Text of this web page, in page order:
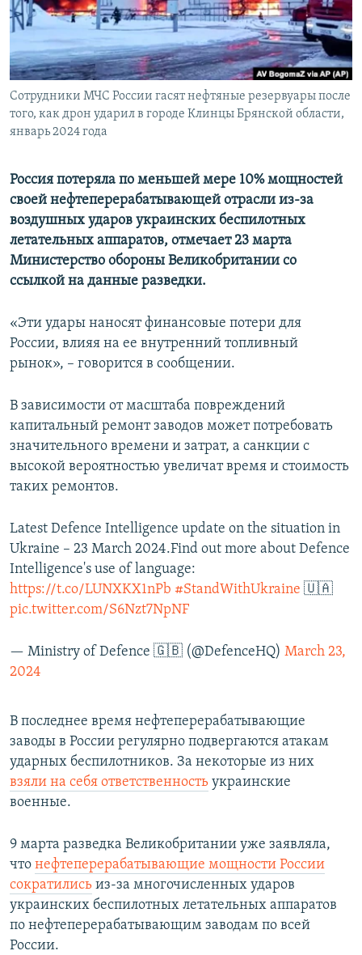
ПОБЕДИТЕЛЕЙ НЕ СУДЯТ?
КРЫМ.НЕПОКОРЕННЫЙ
ELIFBE
УКРАИНСКАЯ ПРОБЛЕМА КРЫМА
ПРИСОЕДИНЯЙТЕСЬ!
Все сайты RFE/RL
Сотрудники МЧС России гасят нефтяные резервуары после
того, как дрон ударил в городе Клинцы Брянской области,
январь 2024 года
Россия потеряла по меньшей мере 10% мощностей
своей нефтеперерабатывающей отрасли из-за
воздушных ударов украинских беспилотных
летательных аппаратов, отмечает 23 марта
Министерство обороны Великобритании со
ссылкой на данные разведки.
«Эти удары наносят финансовые потери для
России, влияя на ее внутренний топливный
рынок», – говорится в сообщении.
В зависимости от масштаба повреждений
капитальный ремонт заводов может потребовать
значительного времени и затрат, а санкции с
высокой вероятностью увеличат время и стоимость
таких ремонтов.
Latest Defence Intelligence update on the situation in
Ukraine – 23 March 2024.Find out more about Defence
Intelligence's use of language:
https://t.co/LUNXKX1nPb #StandWithUkraine 🇺🇦
pic.twitter.com/S6Nzt7NpNF
— Ministry of Defence 🇬🇧 (@DefenceHQ) March 23,
2024
В последнее время нефтеперерабатывающие
заводы в России регулярно подвергаются атакам
ударных беспилотников. За некоторые из них
взяли на себя ответственность украинские
военные.
9 марта разведка Великобритании уже заявляла,
что нефтеперерабатывающие мощности России
сократились из-за многочисленных ударов
украинских беспилотных летательных аппаратов
по нефтеперерабатывающим заводам по всей
России.